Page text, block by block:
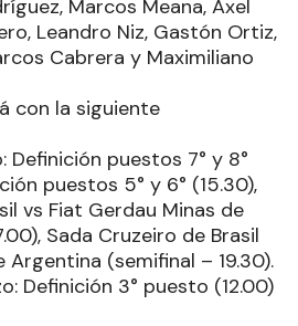
Marcos Meana, Axel
Leandro Niz, Gastón Ortiz,
Cabrera y Maximiliano
con la siguiente
Definición puestos 7° y 8°
puestos 5° y 6° (15.30),
vs Fiat Gerdau Minas de
Sada Cruzeiro de Brasil
Argentina (semifinal – 19.30).
Definición 3° puesto (12.00)